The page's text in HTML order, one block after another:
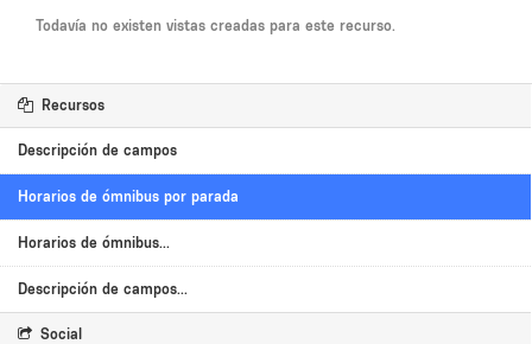
Todavía no existen vistas creadas para este recurso.
Recursos
Descripción de campos
Horarios de ómnibus por parada
Horarios de ómnibus...
Descripción de campos...
Social